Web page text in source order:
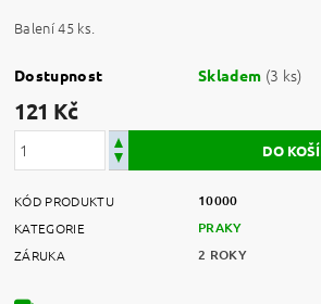
Balení 45 ks.
Dostupnost Skladem (3 ks)
121 Kč
KÓD PRODUKTU 10000
KATEGORIE PRAKY
ZÁRUKA 2 ROKY